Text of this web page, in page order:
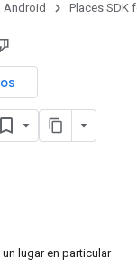
Android Places SDK
lugar en particular